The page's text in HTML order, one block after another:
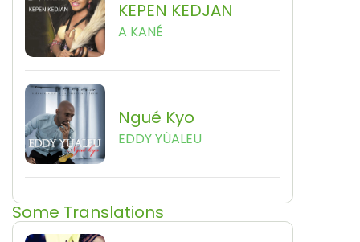
KEPEN KEDJAN
A KANÉ
Ngué Kyo
EDDY YÙALEU
Some Translations